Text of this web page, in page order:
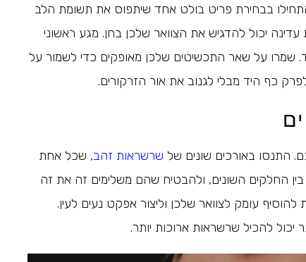
בבחירת פריט בולט אחד שיתפוס את תשומת הלב
יכול להדגיש את הצוואר שלכן בחן. מגע ראשוני
על שאר התכשיטים שלכן מאופקים כדי לשמור על
כף היד מבלי לגנוב את אור הזרקורים.
התנסו באורכים שונים של שרשראות זהב, שכל אחת
בין החלקים השונים, ולהבטיח שהם משלימים זה את זה
עומק לצוואר שלכן וליצור אפקט נעים לעין.
להכיל שרשראות ארוכות יותר.